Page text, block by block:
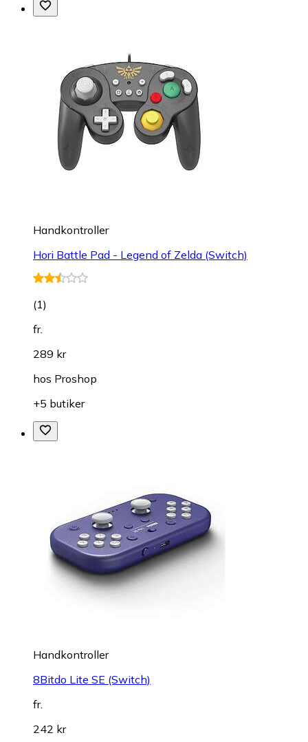
Handkontroller
Hori Battle Pad - Legend of Zelda (Switch)
(1)
fr.
289 kr
hos Proshop
+5 butiker
Handkontroller
8Bitdo Lite SE (Switch)
fr.
242 kr